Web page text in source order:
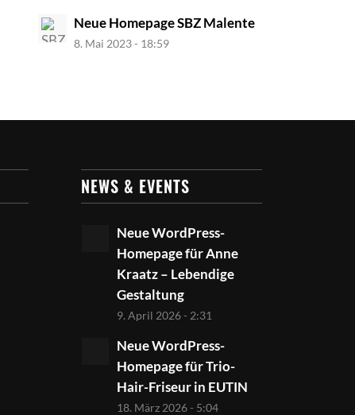
Neue Homepage SBZ Malente
8. Mai 2023 - 18:59
NEWS & EVENTS
Neue WordPress-
Homepage für Anne
Kraatz – Lebendige
Gestaltung
9. April 2026 - 2:31
Neue WordPress-
Homepage für Trio-
Hair-Friseur in EUTIN
18. März 2026 - 5:04